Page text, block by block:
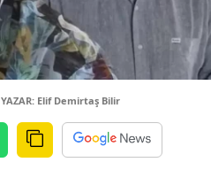
YAZAR: Elif Demirtaş Bilir